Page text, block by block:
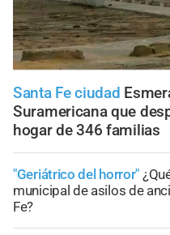
Santa Fe ciudad
Suramericana que
hogar de 346 familias
"Geriátrico del horror"
municipal de asilos de
Fe?